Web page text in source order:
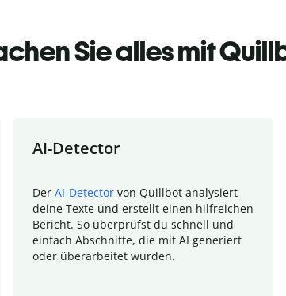
Sie alles mit
AI-Detector
Der AI-Detector von Quillbot analysiert
deine Texte und erstellt einen hilfreichen
Bericht. So überprüfst du schnell und
einfach Abschnitte, die mit AI generiert
oder überarbeitet wurden.